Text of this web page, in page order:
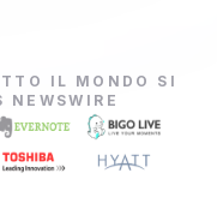
IL MONDO SI
NEWSWIRE